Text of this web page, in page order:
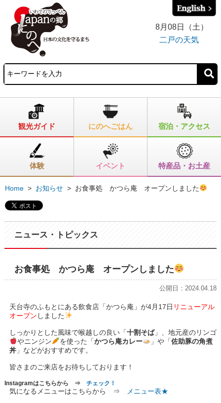
8月08日（土）
二戸の天気
観光ガイド にのへごはん 宿泊・アクセス
体験 イベント 特産品・お土産
Home > お知らせ > お食事処 かつら庵 オープンしました
ニュース・トピックス
お食事処 かつら庵 オープンしました
公開日：2024.04.18
天台寺のふもとにある飲食店「かつら庵」が4月17日 リニューアル
オープン しました
しっかりとした風味で喉越しの良い「十割そば」、地元産のリンゴ
やニンジン
を使った「かつら庵カレー 」や「佐助豚の角煮
丼」などがおすすめです。
皆さまのご来店をお待ちしております！
Instagramはこちらから ⇒ チェック！
気になるメニューはこちらから ⇒ メニュー表★